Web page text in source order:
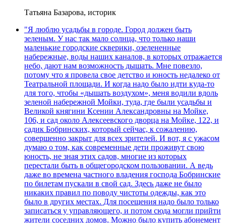
Татьяна Базарова, историк
"Я люблю усадьбы в городе. Город должен быть
зеленым. У нас так мало солнца, что только наши
маленькие городские скверики, озелененные
набережные, воды наших каналов, в которых отражается
небо, дают нам возможность дышать. Мне повезло,
потому что я провела свое детство и юность недалеко от
Театральной площади. И когда надо было идти куда-то
для того, чтобы «дышать воздухом», меня водили вдоль
зеленой набережной Мойки, туда, где были усадьбы и
Великой княгини Ксении Александровны на Мойке,
106, и сад около Алексеевского дворца на Мойке, 122, и
садик Бобринских, который сейчас, к сожалению,
совершенно закрыт для всех зрителей. И вот, я с ужасом
думаю о том, как современные дети проживут свою
юность, не зная этих садов, многие из которых
перестали быть в общегородском пользовании. А ведь
даже во времена частного владения господа Бобринские
по билетам пускали в свой сад. Здесь даже не было
никаких правил по поводу чистоты одежды, как это
было в других местах. Для посещения надо было только
записаться у управляющего, и потом сюда могли прийти
жители соседних домов. Можно было купить абонемент